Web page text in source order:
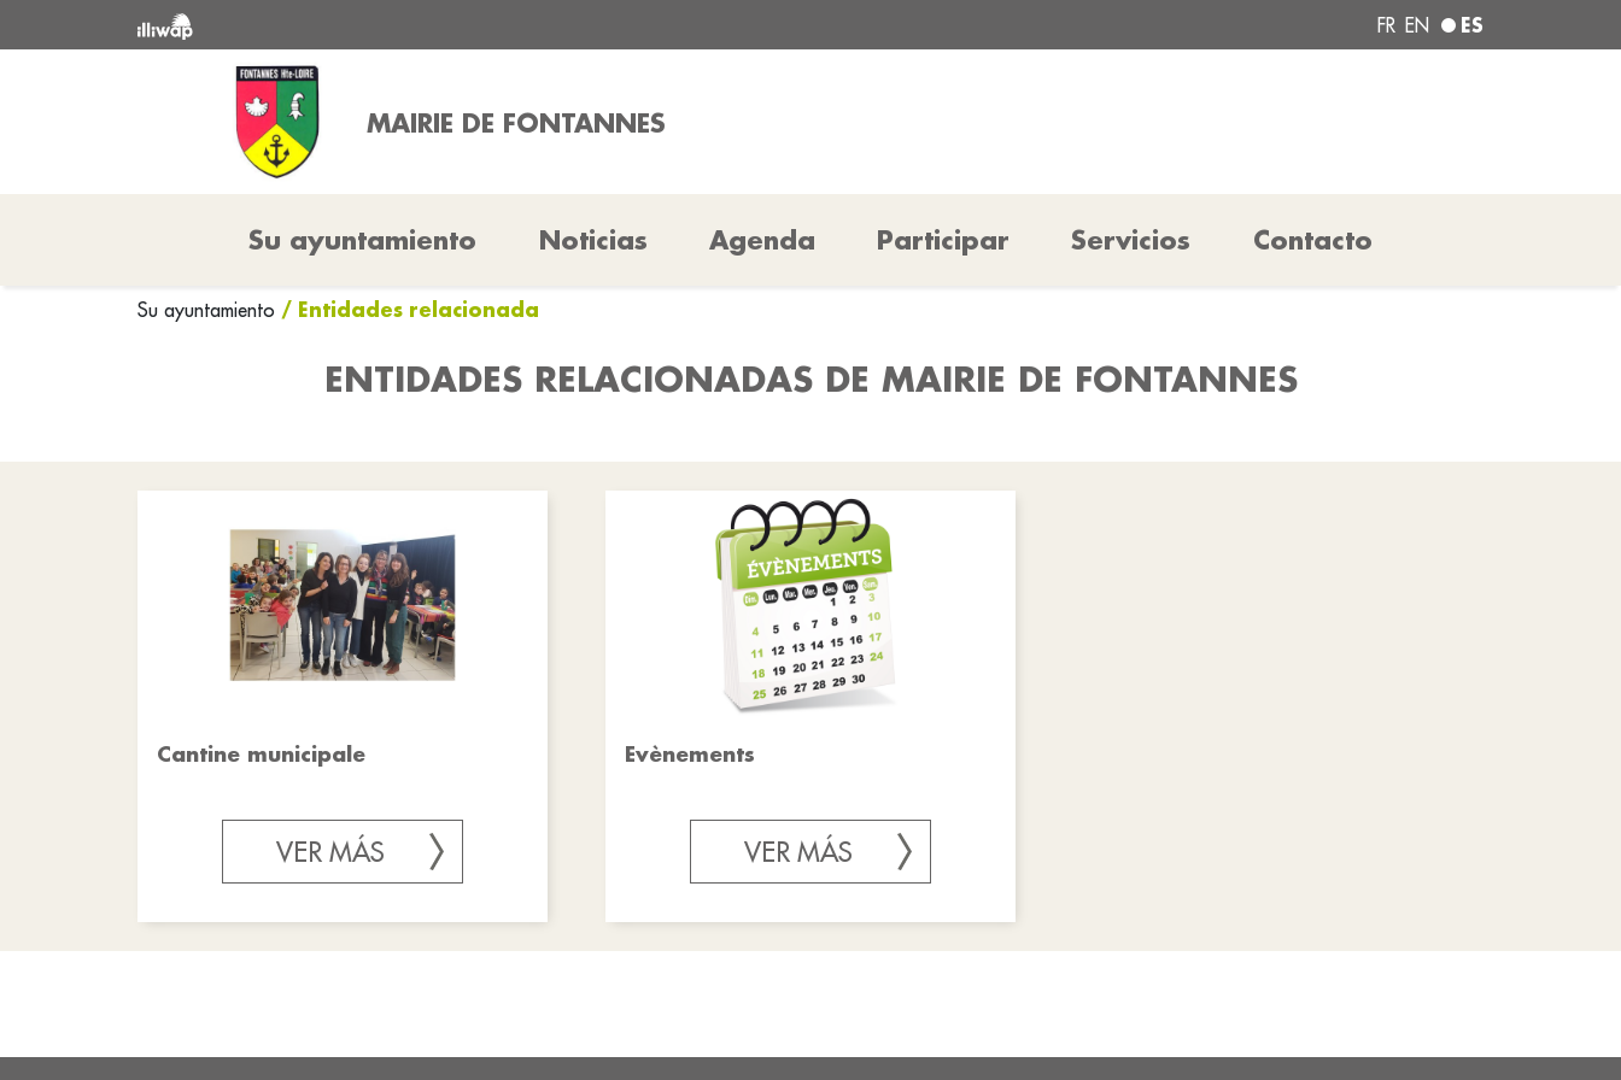
FR EN ES
MAIRIE DE FONTANNES
Su ayuntamiento Noticias Agenda Participar Servicios Contacto
Su ayuntamiento / Entidades relacionada
ENTIDADES RELACIONADAS DE MAIRIE DE FONTANNES
Cantine municipale
VER MÁS
Evènements
VER MÁS